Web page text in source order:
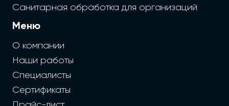
Санитарная обработка для организаций
Меню
О компании
Наши работы
Специалисты
Сертификаты